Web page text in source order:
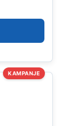
KAMPANJE